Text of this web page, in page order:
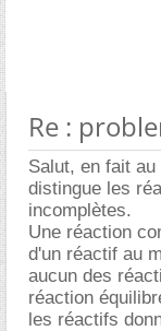
Re :
Salut, en fait
distingue les
incomplètes.
Une réaction
d'un réactif au
aucun des
réaction
les réactifs